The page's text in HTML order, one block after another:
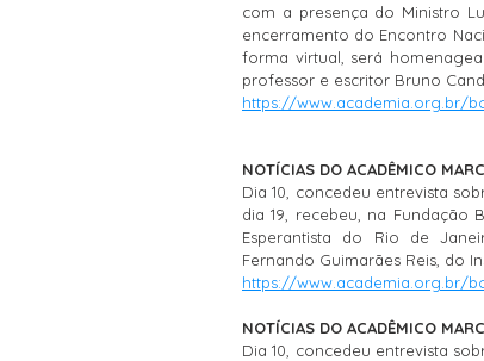
com a presença do Ministro
encerramento do Encontro
forma virtual, será
professor e escritor Bruno
https://www.academia.org.br/
NOTÍCIAS DO ACADÊMICO
Dia 10, concedeu entrevista
dia 19, recebeu, na Fundação
Esperantista do Rio de
Fernando Guimarães Reis, do
https://www.academia.org.br/
NOTÍCIAS DO ACADÊMICO
Dia 10, concedeu entrevista